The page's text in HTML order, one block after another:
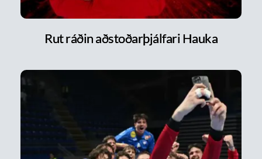
Rut ráðin aðstoðarþjálfari Hauka